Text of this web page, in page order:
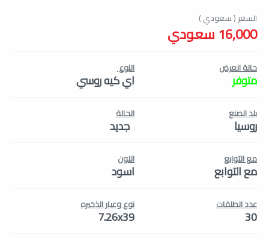
16,000 سعودي
حالة العرض
متوفر
النوع
اي كيه روسي
بلد الصنع
روسيا
الحالة
جديد
مع التوابع
مع التوابع
اللون
اسود
عدد الطلقات
30
نوع وعيار الذخيره
7.26x39